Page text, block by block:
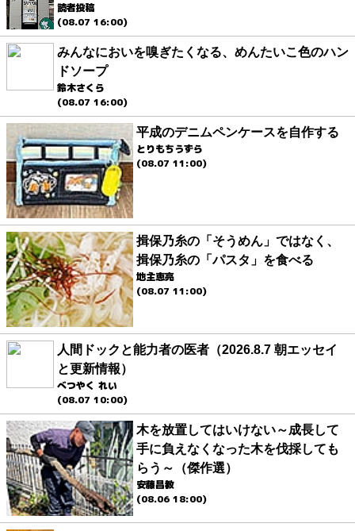
読者投稿
(08.07 16:00)
みんなにおいを嗅ぎたくなる、めんたいこ色のハン
ドソープ
鈴木さくら
(08.07 16:00)
平成のデニムペンケースを自作する
とりもちうずら
(08.07 11:00)
揖保乃糸の「そうめん」ではなく、
揖保乃糸の「パスタ」を食べる
地主恵亮
(08.07 11:00)
人間ドックと能力者の医者（2026.8.7 朝エッセイ
と更新情報）
べつやく れい
(08.07 10:00)
木を放置してはいけない～成長して
手に負えなくなった木を伐採しても
らう～（傑作選）
安藤昌教
(08.06 18:00)